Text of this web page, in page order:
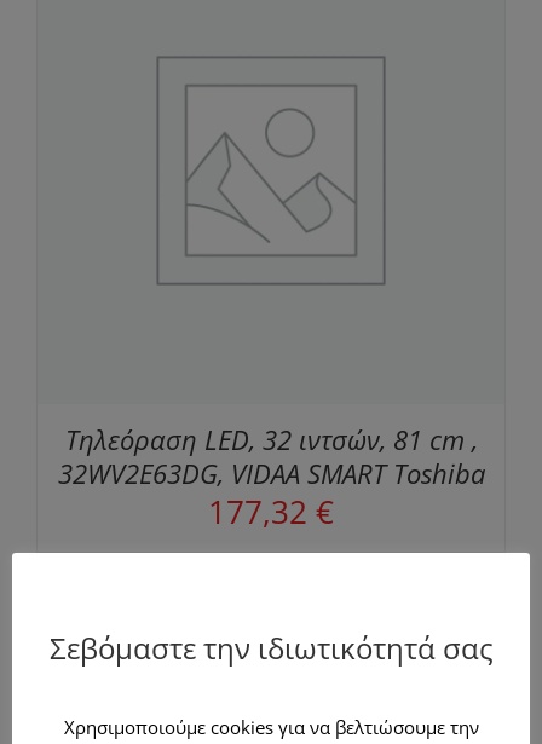
Τηλεόραση LED, 32 ιντσών, 81 cm ,
32WV2E63DG, VIDAA SMART Toshiba
177,32 €
Σεβόμαστε την ιδιωτικότητά σας
Χρησιμοποιούμε cookies για να βελτιώσουμε την